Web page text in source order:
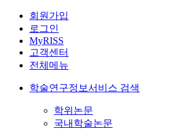
회원가입
로그인
MyRISS
고객센터
전체메뉴
학술연구정보서비스 검색
학위논문
국내학술논문